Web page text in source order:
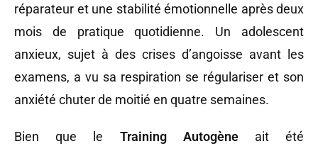
réparateur et une stabilité émotionnelle après deux
mois de pratique quotidienne. Un adolescent
anxieux, sujet à des crises d’angoisse avant les
examens, a vu sa respiration se régulariser et son
anxiété chuter de moitié en quatre semaines.
Bien que le Training Autogèneait été